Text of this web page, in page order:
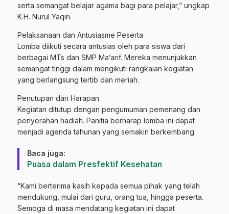
serta semangat belajar agama bagi para pelajar,” ungkap
K.H. Nurul Yaqin.
Pelaksanaan dan Antusiasme Peserta
Lomba diikuti secara antusias oleh para siswa dari
berbagai MTs dan SMP Ma’arif. Mereka menunjukkan
semangat tinggi dalam mengikuti rangkaian kegiatan
yang berlangsung tertib dan meriah.
Penutupan dan Harapan
Kegiatan ditutup dengan pengumuman pemenang dan
penyerahan hadiah. Panitia berharap lomba ini dapat
menjadi agenda tahunan yang semakin berkembang.
Baca juga:
Puasa dalam Presfektif Kesehatan
“Kami berterima kasih kepada semua pihak yang telah
mendukung, mulai dari guru, orang tua, hingga peserta.
Semoga di masa mendatang kegiatan ini dapat